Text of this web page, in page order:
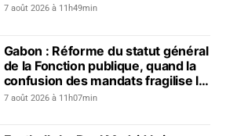
7 août 2026 à 11h49min
Gabon : Réforme du statut général
de la Fonction publique, quand la
confusion des mandats fragilise le
dialogue social
7 août 2026 à 11h07min